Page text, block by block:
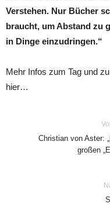
Verstehen. Nur Bücher
braucht, um Abstand zu
in Dinge einzudringen.“
Mehr Infos zum Tag und
hier…
Christian von Aster:
großen